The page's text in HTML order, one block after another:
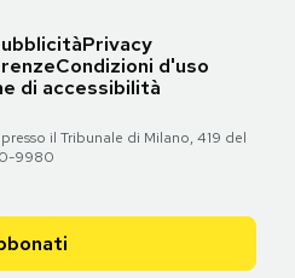
Privacy
Condizioni d'uso
di accessibilità
il Tribunale di Milano, 419 del
9980